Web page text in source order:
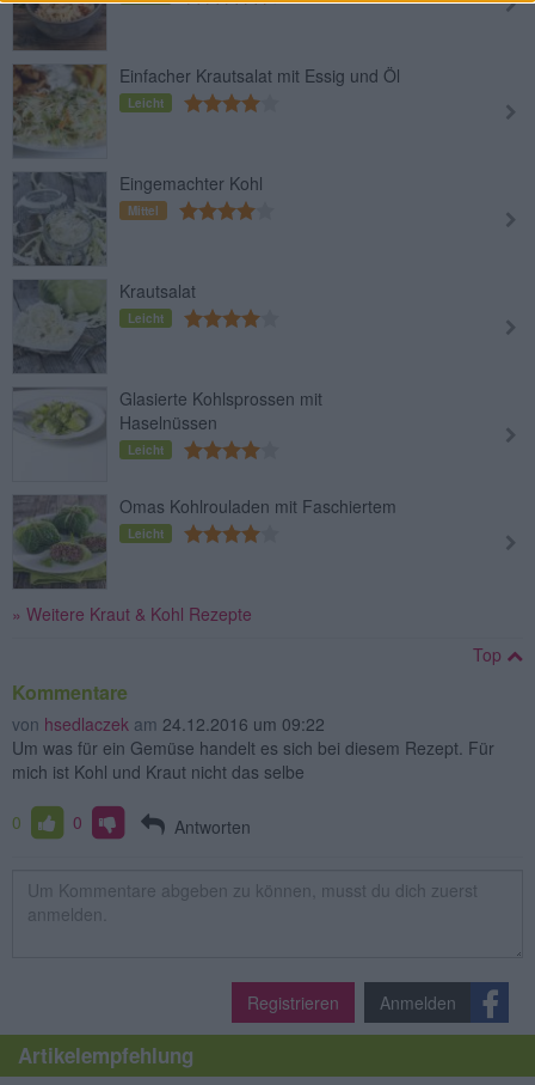
Einfacher Krautsalat mit Essig und Öl
Leicht
Eingemachter Kohl
Mittel
Krautsalat
Leicht
Glasierte Kohlsprossen mit
Haselnüssen
Leicht
Omas Kohlrouladen mit Faschiertem
Leicht
» Weitere Kraut & Kohl Rezepte
Top
Kommentare
von hsedlaczek am 24.12.2016 um 09:22
Um was für ein Gemüse handelt es sich bei diesem Rezept. Für
mich ist Kohl und Kraut nicht das selbe
0 0 Antworten
Registrieren Anmelden
Artikelempfehlung